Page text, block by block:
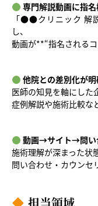
専門解説動画に指
「●●クリニック 解
し、
動画が**“指名されるコ
他院との差別化が明
医師の知見を軸にした
症例解説や施術比較な
動画→サイト→問い
施術理解が深まった状
問い合わせ・カウンセ